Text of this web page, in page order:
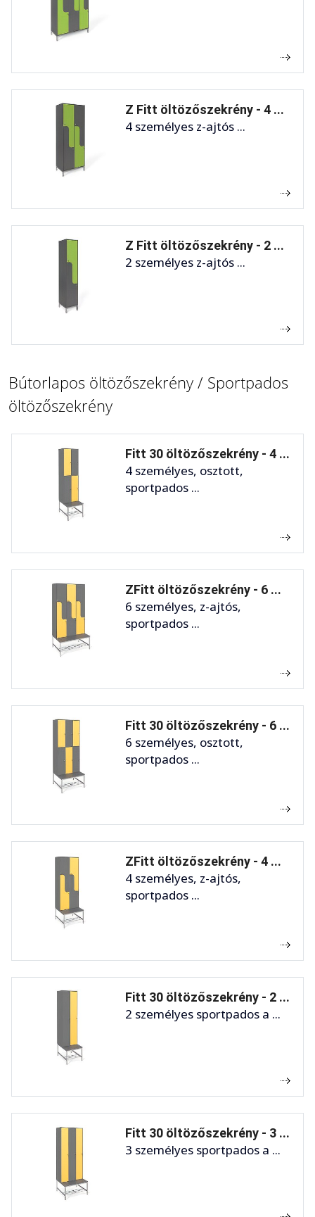
Z Fitt öltözőszekrény - 4 ...
4 személyes z-ajtós ...
Z Fitt öltözőszekrény - 2 ...
2 személyes z-ajtós ...
Bútorlapos öltözőszekrény / Sportpados
öltözőszekrény
Fitt 30 öltözőszekrény - 4 ...
4 személyes, osztott,
sportpados ...
ZFitt öltözőszekrény - 6 ...
6 személyes, z-ajtós,
sportpados ...
Fitt 30 öltözőszekrény - 6 ...
6 személyes, osztott,
sportpados ...
ZFitt öltözőszekrény - 4 ...
4 személyes, z-ajtós,
sportpados ...
Fitt 30 öltözőszekrény - 2 ...
2 személyes sportpados a ...
Fitt 30 öltözőszekrény - 3 ...
3 személyes sportpados a ...